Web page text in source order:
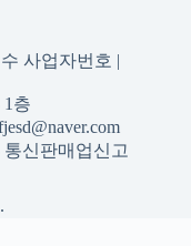
사업자번호 |
층
통신판매업신고